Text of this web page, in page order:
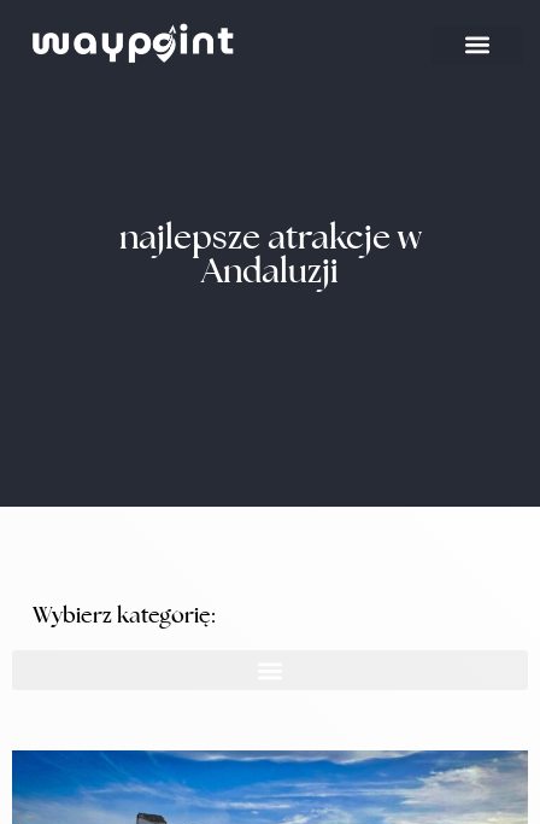
najlepsze atrakcje w
Andaluzji
Wybierz kategorię: